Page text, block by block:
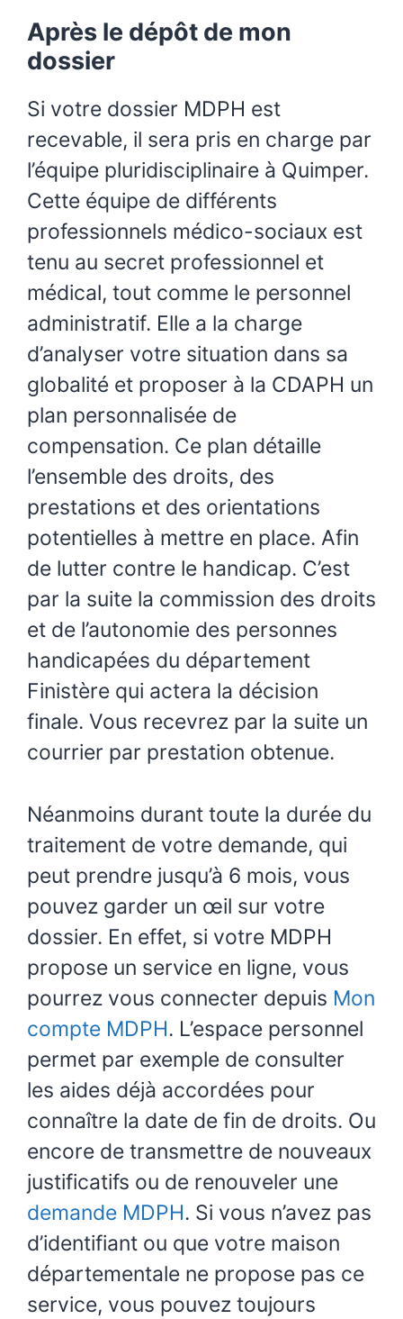
Après le dépôt de mon
dossier
Si votre dossier MDPH est
recevable, il sera pris en charge par
l’équipe pluridisciplinaire à Quimper.
Cette équipe de différents
professionnels médico-sociaux est
tenu au secret professionnel et
médical, tout comme le personnel
administratif. Elle a la charge
d’analyser votre situation dans sa
globalité et proposer à la CDAPH un
plan personnalisée de
compensation. Ce plan détaille
l’ensemble des droits, des
prestations et des orientations
potentielles à mettre en place. Afin
de lutter contre le handicap. C’est
par la suite la commission des droits
et de l’autonomie des personnes
handicapées du département
Finistère qui actera la décision
finale. Vous recevrez par la suite un
courrier par prestation obtenue.
Néanmoins durant toute la durée du
traitement de votre demande, qui
peut prendre jusqu’à 6 mois, vous
pouvez garder un œil sur votre
dossier. En effet, si votre MDPH
propose un service en ligne, vous
pourrez vous connecter depuis Mon
compte MDPH. L’espace personnel
permet par exemple de consulter
les aides déjà accordées pour
connaître la date de fin de droits. Ou
encore de transmettre de nouveaux
justificatifs ou de renouveler une
demande MDPH. Si vous n’avez pas
d’identifiant ou que votre maison
départementale ne propose pas ce
service, vous pouvez toujours